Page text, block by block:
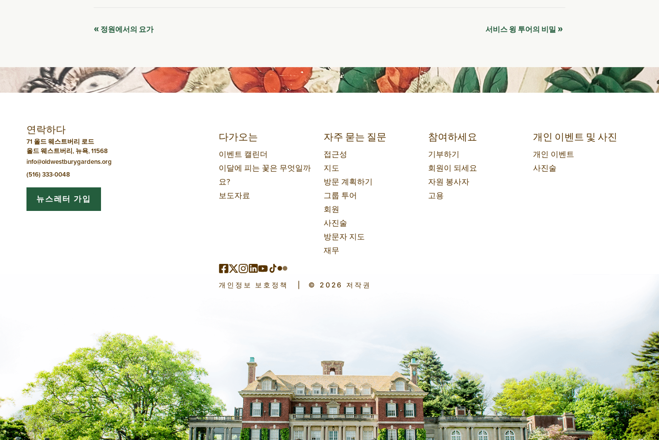
이
트
네
게
이
션
« 정원에서의 요가 서비스 윙 투어의 비밀 »
연락하다
71 올드 웨스트버리 로드
올드 웨스트버리, 뉴욕, 11568
info@oldwestburygardens.org
(516) 333-0048
뉴스레터 가입
다가오는
이벤트 캘린더
이달에 피는 꽃은 무엇일까
요?
보도자료
자주 묻는 질문
접근성
지도
방문 계획하기
그룹 투어
회원
사진술
방문자 지도
재무
참여하세요
기부하기
회원이 되세요
자원 봉사자
고용
개인 이벤트 및 사진
개인 이벤트
사진술
개인정보 보호정책 © 2026 저작권